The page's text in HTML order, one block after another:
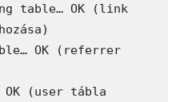
table… OK (link
OK (referrer
(user tábla